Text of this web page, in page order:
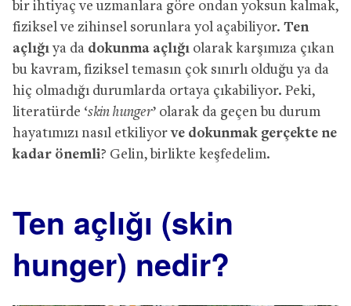
bir ihtiyaç ve uzmanlara göre ondan yoksun kalmak,
fiziksel ve zihinsel sorunlara yol açabiliyor. Ten
açlığıya da dokunma açlığı olarak karşımıza çıkan
bu kavram, fiziksel temasın çok sınırlı olduğu ya da
hiç olmadığı durumlarda ortaya çıkabiliyor. Peki,
literatürde ‘skin hunger’ olarak da geçen bu durum
hayatımızı nasıl etkiliyorve dokunmak gerçekte ne
kadar önemli? Gelin, birlikte keşfedelim.
Ten açlığı (skin
hunger) nedir?